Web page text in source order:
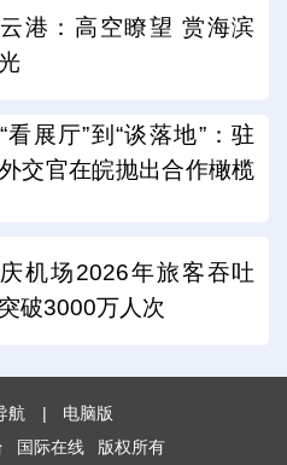
港：高空瞭望 赏海滨
看展厅”到“谈落地”：驻
交官在皖抛出合作橄榄
机场2026年旅客吞吐
破3000万人次
航 |
电脑版
国际在线 版权所有